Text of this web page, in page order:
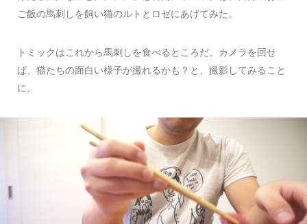
ご飯の馬刺しを飼い猫のルトとロゼにあげてみた。
トミックはこれから馬刺しを食べるところだ。カメラを回せ
ば、猫たちの面白い様子が撮れるかも？と、撮影してみること
に。